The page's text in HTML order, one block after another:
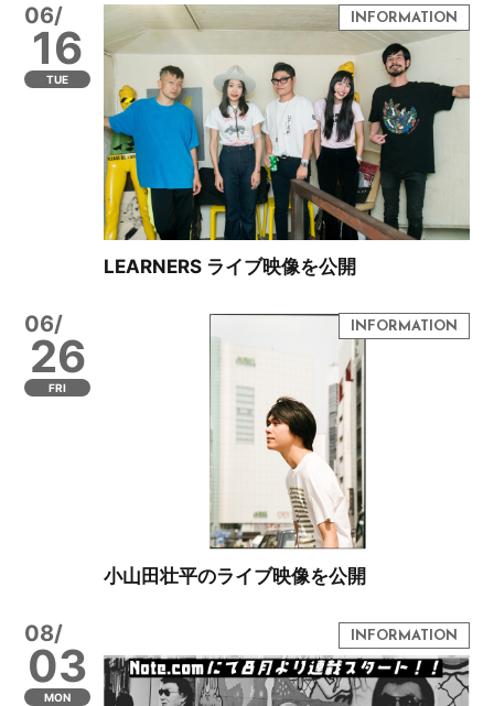
06/
16
TUE
LEARNERS ライブ映像を公開
06/
26
FRI
小山田壮平のライブ映像を公開
08/
03
MON